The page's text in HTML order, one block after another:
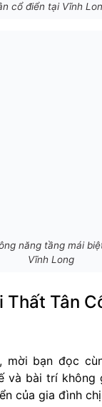
cổ điển tại Vĩnh
năng tầng mái
Vĩnh Long
Thất Tân
mời bạn đọc
và bài trí không
của gia đình